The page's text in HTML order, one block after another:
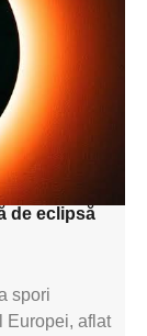
de eclipsă
spori
Europei, aflat